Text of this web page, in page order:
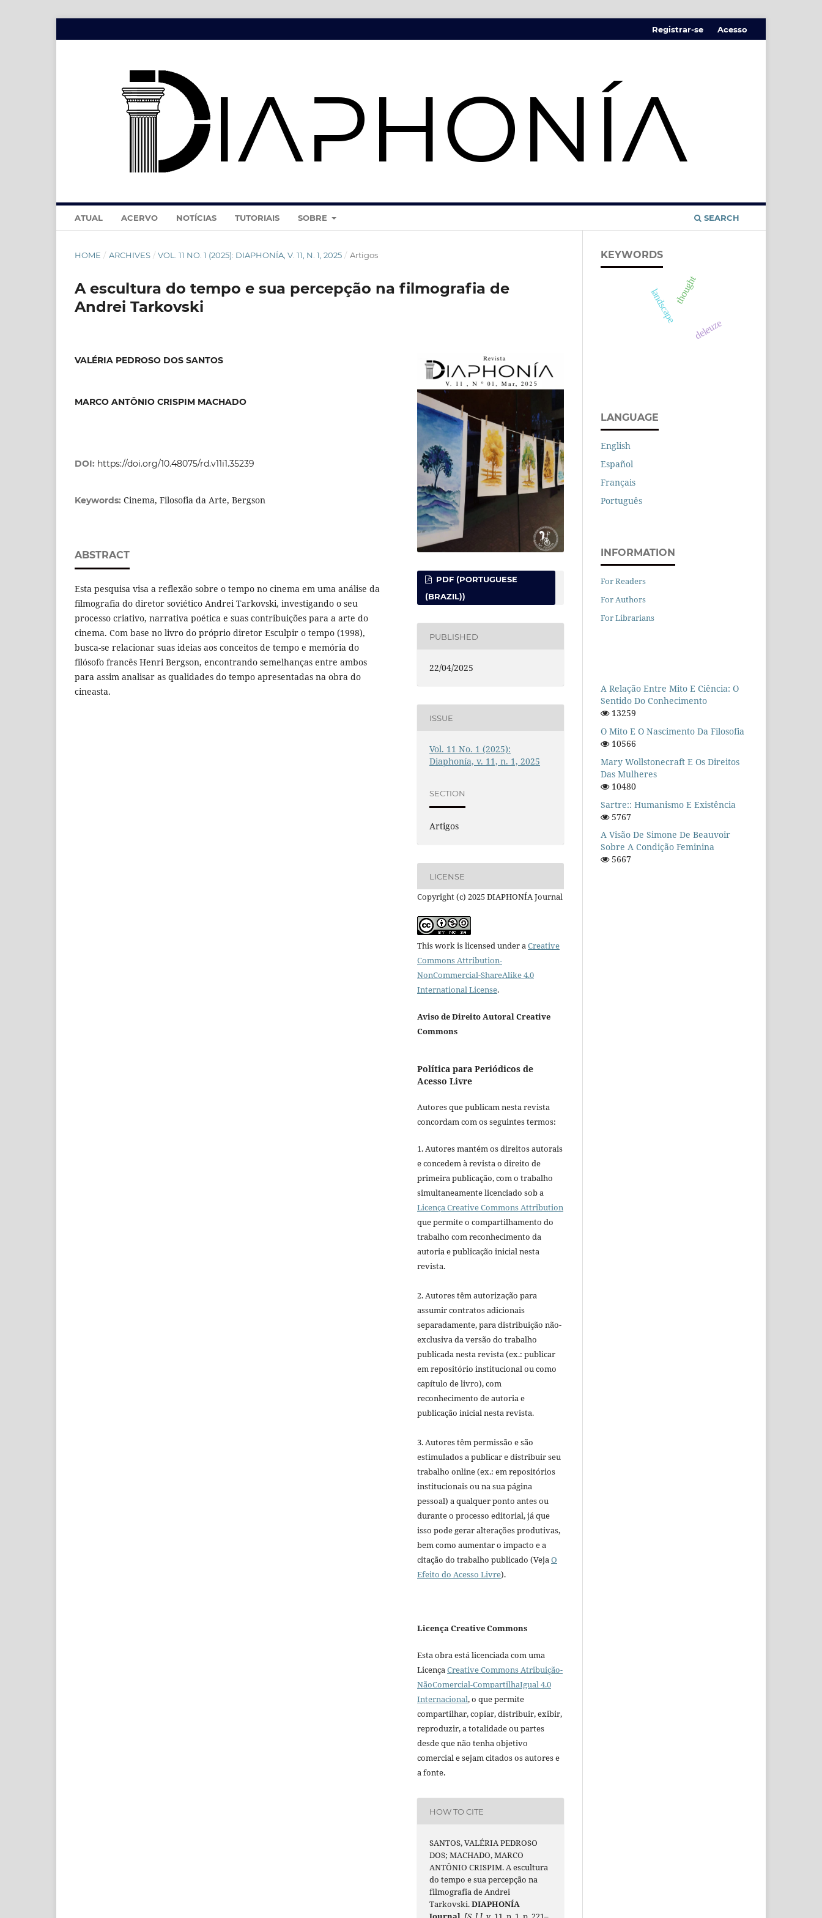
ATUAL ACERVO NOTÍCIAS TUTORIAIS SOBRE SEARCH
Registrar-se Acesso
HOME / ARCHIVES / VOL. 11 NO. 1 (2025): DIAPHONÍA, V. 11, N. 1, 2025 / Artigos
A escultura do tempo e sua percepção na filmografia de
Andrei Tarkovski
VALÉRIA PEDROSO DOS SANTOS
MARCO ANTÔNIO CRISPIM MACHADO
DOI: https://doi.org/10.48075/rd.v11i1.35239
Keywords: Cinema, Filosofia da Arte, Bergson
ABSTRACT
Esta pesquisa visa a reflexão sobre o tempo no cinema em uma análise da
filmografia do diretor soviético Andrei Tarkovski, investigando o seu
processo criativo, narrativa poética e suas contribuições para a arte do
cinema. Com base no livro do próprio diretor Esculpir o tempo (1998),
busca-se relacionar suas ideias aos conceitos de tempo e memória do
filósofo francês Henri Bergson, encontrando semelhanças entre ambos
para assim analisar as qualidades do tempo apresentadas na obra do
cineasta.
PDF (PORTUGUESE
(BRAZIL))
PUBLISHED
22/04/2025
ISSUE
Vol. 11 No. 1 (2025):
Diaphonía, v. 11, n. 1, 2025
SECTION
Artigos
LICENSE
Copyright (c) 2025 DIAPHONÍA Journal
This work is licensed under aCreative
Commons Attribution-
NonCommercial-ShareAlike 4.0
International License.
Aviso de Direito Autoral Creative
Commons
Política para Periódicos de
Acesso Livre
Autores que publicam nesta revista
concordam com os seguintes termos:
1. Autores mantém os direitos autorais
e concedem à revista o direito de
primeira publicação, com o trabalho
simultaneamente licenciado sob a
Licença Creative Commons Attribution
que permite o compartilhamento do
trabalho com reconhecimento da
autoria e publicação inicial nesta
revista.
2. Autores têm autorização para
assumir contratos adicionais
separadamente, para distribuição não-
exclusiva da versão do trabalho
publicada nesta revista (ex.: publicar
em repositório institucional ou como
capítulo de livro), com
reconhecimento de autoria e
publicação inicial nesta revista.
3. Autores têm permissão e são
estimulados a publicar e distribuir seu
trabalho online (ex.: em repositórios
institucionais ou na sua página
pessoal) a qualquer ponto antes ou
durante o processo editorial, já que
isso pode gerar alterações produtivas,
bem como aumentar o impacto e a
citação do trabalho publicado (VejaO
Efeito do Acesso Livre).
Licença Creative Commons
Esta obra está licenciada com uma
LicençaCreative Commons Atribuição-
NãoComercial-CompartilhaIgual 4.0
Internacional, o que permite
compartilhar, copiar, distribuir, exibir,
reproduzir, a totalidade ou partes
desde que não tenha objetivo
comercial e sejam citados os autores e
a fonte.
HOW TO CITE
SANTOS, VALÉRIA PEDROSO
DOS; MACHADO, MARCO
ANTÔNIO CRISPIM. A escultura
do tempo e sua percepção na
filmografia de Andrei
Tarkovski.DIAPHONÍA
KEYWORDS
deleuze
landscapethought
LANGUAGE
English
Español
Français
Português
INFORMATION
For Readers
For Authors
For Librarians
A Relação Entre Mito E Ciência: O
Sentido Do Conhecimento
13259
O Mito E O Nascimento Da Filosofia
10566
Mary Wollstonecraft E Os Direitos
Das Mulheres
10480
Sartre:: Humanismo E Existência
5767
A Visão De Simone De Beauvoir
Sobre A Condição Feminina
5667